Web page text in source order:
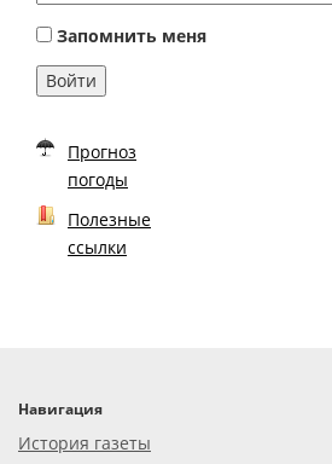
Запомнить меня
Войти
Прогноз
погоды
Полезные
ссылки
Навигация
История газеты